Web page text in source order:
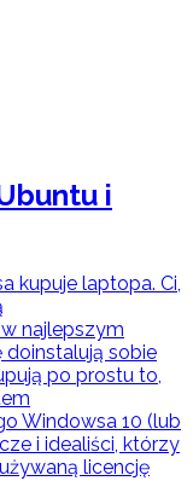
i
kupuje laptopa. Ci,
najlepszym
sobie
po prostu to,
Windowsa 10 (lub
i idealiści, którzy
licencję